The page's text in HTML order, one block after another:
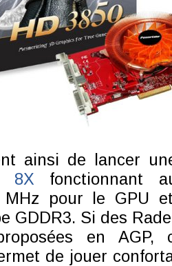
ainsi de lancer
8X fonctionnant
MHz pour le GPU
GDDR3. Si des
en
de jouer